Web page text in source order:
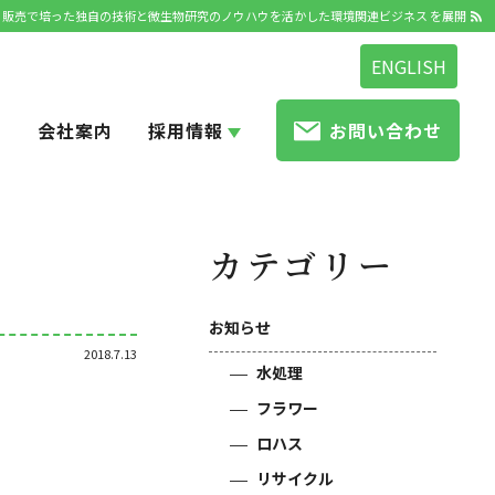
売で培った独自の技術と微生物研究のノウハウを活かした環境関連ビジネス を展開
ENGLISH
会社案内 採用情報 お問い合わせ
2018.7.13
カテゴリー
お知らせ
水処理
フラワー
ロハス
リサイクル